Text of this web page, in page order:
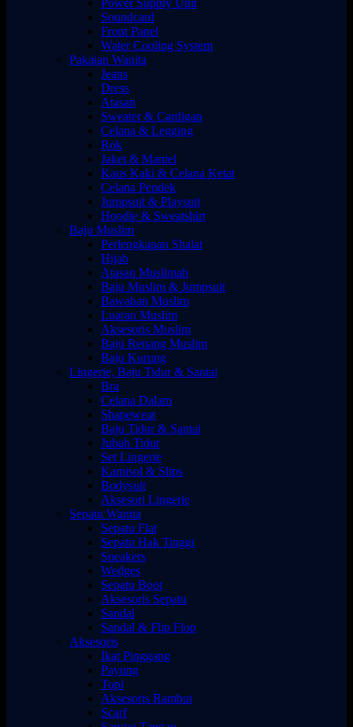
Power Supply Unit
Soundcard
Front Panel
Water Cooling System
Pakaian Wanita
Jeans
Dress
Atasan
Sweater & Cardigan
Celana & Legging
Rok
Jaket & Mantel
Kaus Kaki & Celana Ketat
Celana Pendek
Jumpsuit & Playsuit
Hoodie & Sweatshirt
Baju Muslim
Perlengkapan Shalat
Hijab
Atasan Muslimah
Baju Muslim & Jumpsuit
Bawahan Muslim
Luaran Muslim
Aksesoris Muslim
Baju Renang Muslim
Baju Kurung
Lingerie, Baju Tidur & Santai
Bra
Celana Dalam
Shapewear
Baju Tidur & Santai
Jubah Tidur
Set Lingerie
Kamisol & Slips
Bodysuit
Aksesori Lingerie
Sepatu Wanita
Sepatu Flat
Sepatu Hak Tinggi
Sneakers
Wedges
Sepatu Boot
Aksesoris Sepatu
Sandal
Sandal & Flip Flop
Aksesoris
Ikat Pinggang
Payung
Topi
Aksesoris Rambut
Scarf